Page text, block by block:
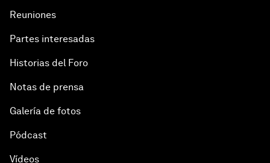
Reuniones
Partes interesadas
Historias del Foro
Notas de prensa
Galería de fotos
Pódcast
Vídeos